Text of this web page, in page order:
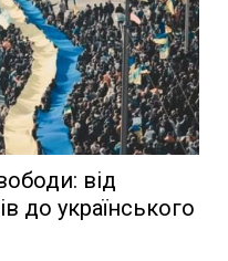
від
до українського